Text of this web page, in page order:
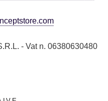
- Vat n. 06380630480